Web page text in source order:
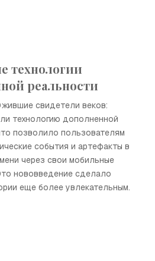
технологии
реальности
свидетели веков:
технологию дополненной
позволило пользователям
события и артефакты в
через свои мобильные
нововведение сделало
еще более увлекательным.